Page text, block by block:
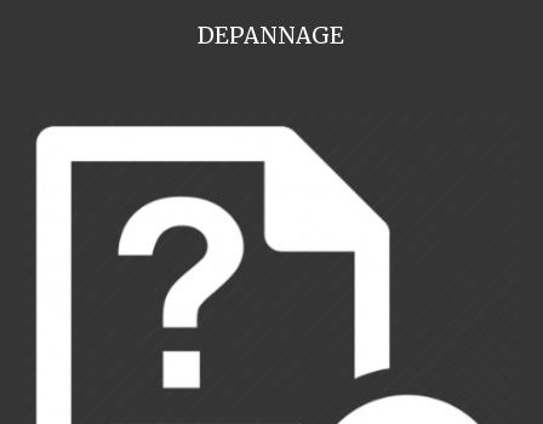
DEPANNAGE